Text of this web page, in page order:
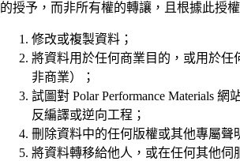
的授予，而非所有權的轉讓，且根據此授權
修改或複製資料；
將資料用於任何商業目的，或用於任
非商業）；
試圖對 Polar Performance Materials
反編譯或逆向工程；
刪除資料中的任何版權或其他專屬聲
將資料轉移給他人，或在任何其他伺